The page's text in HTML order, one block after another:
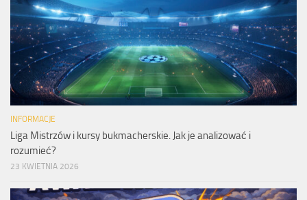
INFORMACJE
Liga Mistrzów i kursy bukmacherskie. Jak je analizować i
rozumieć?
23 KWIETNIA 2026